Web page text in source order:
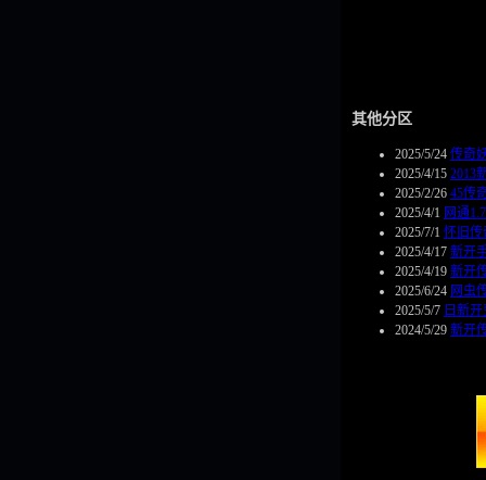
其他分区
2025/5/24 传奇
2025/4/15 2013
2025/2/26 45传
2025/4/1 网通
2025/7/1 怀旧传
2025/4/17 新开
2025/4/19 新开
2025/6/24 网虫
2025/5/7 日新
2024/5/29 新开